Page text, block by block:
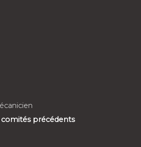
comités précédents